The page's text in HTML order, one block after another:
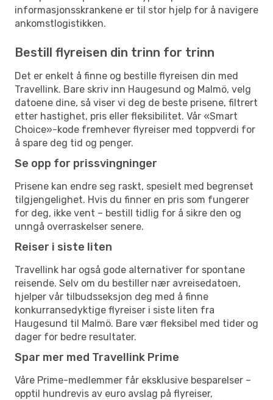
informasjonsskrankene er til stor hjelp for å navigere
ankomstlogistikken.
Bestill flyreisen din trinn for trinn
Det er enkelt å finne og bestille flyreisen din med
Travellink. Bare skriv inn Haugesund og Malmö, velg
datoene dine, så viser vi deg de beste prisene, filtrert
etter hastighet, pris eller fleksibilitet. Vår «Smart
Choice»-kode fremhever flyreiser med toppverdi for
å spare deg tid og penger.
Se opp for prissvingninger
Prisene kan endre seg raskt, spesielt med begrenset
tilgjengelighet. Hvis du finner en pris som fungerer
for deg, ikke vent – bestill tidlig for å sikre den og
unngå overraskelser senere.
Reiser i siste liten
Travellink har også gode alternativer for spontane
reisende. Selv om du bestiller nær avreisedatoen,
hjelper vår tilbudsseksjon deg med å finne
konkurransedyktige flyreiser i siste liten fra
Haugesund til Malmö. Bare vær fleksibel med tider og
dager for bedre resultater.
Spar mer med Travellink Prime
Våre Prime-medlemmer får eksklusive besparelser –
opptil hundrevis av euro avslag på flyreiser,